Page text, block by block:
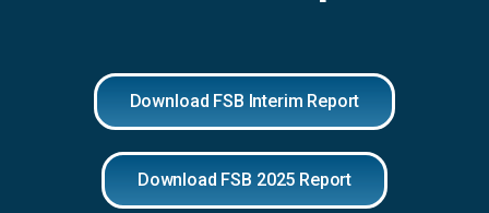
Download FSB Interim Report
Download FSB 2025 Report